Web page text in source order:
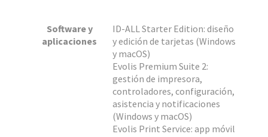
Software y
aplicaciones
ID-ALL Starter Edition: diseño
y edición de tarjetas (Windows
y macOS)
Evolis Premium Suite 2:
gestión de impresora,
controladores, configuración,
asistencia y notificaciones
(Windows y macOS)
Evolis Print Service: app móvil